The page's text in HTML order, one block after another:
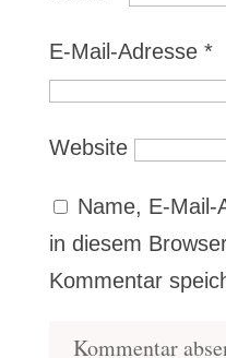
E-Mail-Adresse *
Website
Name, E-Mail-
in diesem
Kommentar